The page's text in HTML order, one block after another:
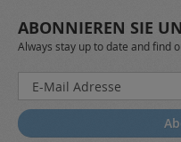
ABONNIEREN SIE
Always stay up to date and find
Melden
Sie
sich
für